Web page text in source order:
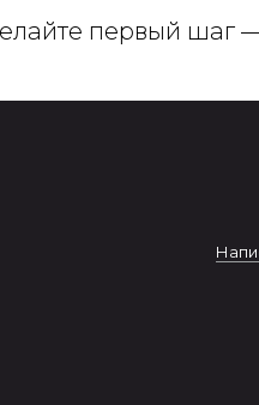
первый шаг